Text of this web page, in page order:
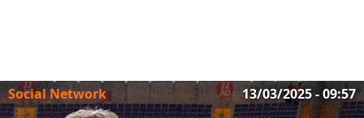
Social Network 13/03/2025 - 09:57